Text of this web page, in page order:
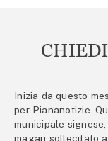
Inizia da questo
per Piananotizie.
municipale
magari sollecitato